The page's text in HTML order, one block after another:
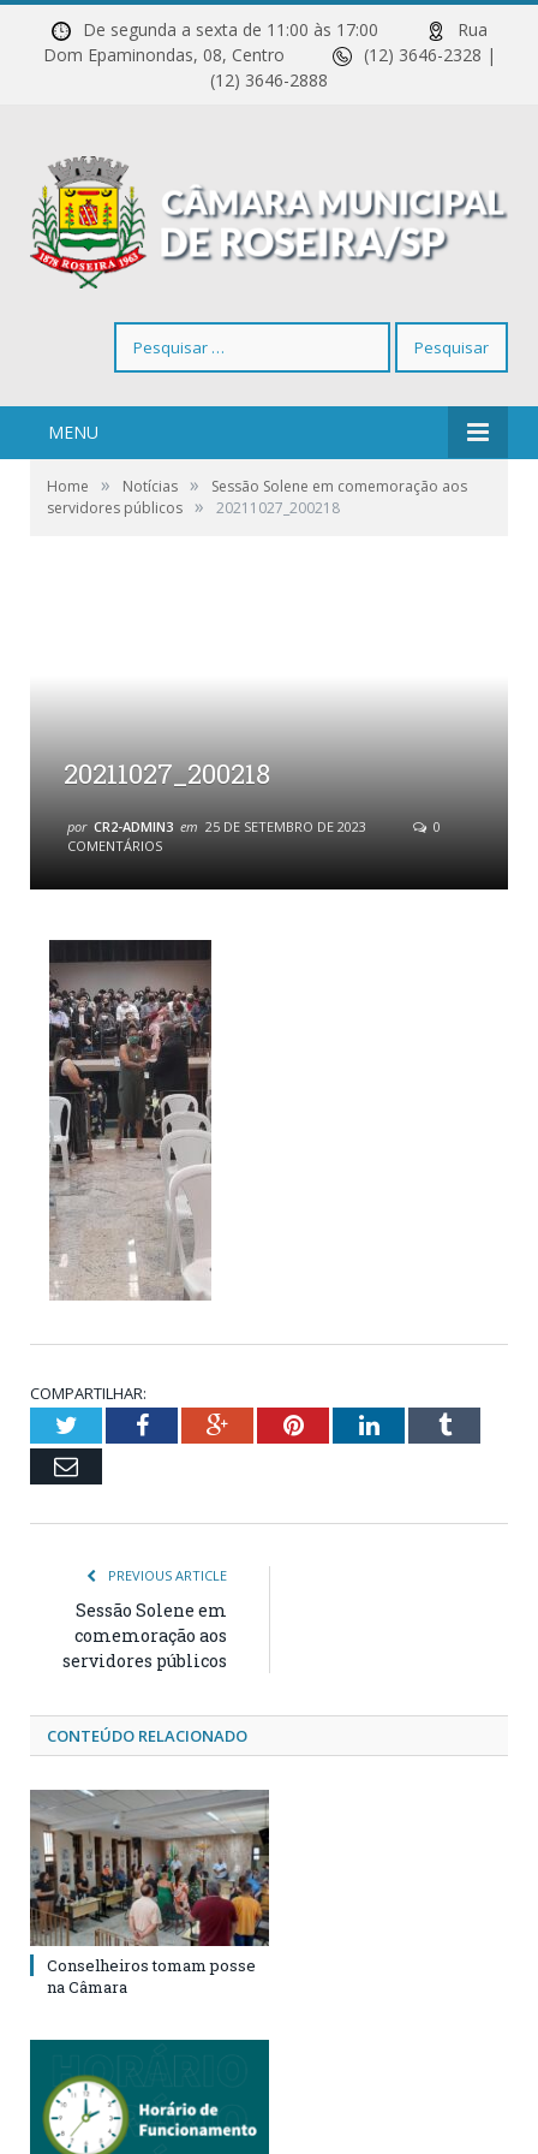
De segunda a sexta de 11:00 às 17:00
Rua
Dom Epaminondas, 08, Centro
(12) 3646-2328 |
(12) 3646-2888
por:
MENU
Home » Notícias »
Sessão Solene em comemoração aos
servidores públicos » 20211027_200218
20211027_200218
por CR2-ADMIN3 em 25 DE SETEMBRO DE 2023
0
COMENTÁRIOS
COMPARTILHAR:
TwitterFacebookGoogle+PinterestLinkedInTumblr
Email
PREVIOUS ARTICLE
Sessão Solene em
comemoração aos
servidores públicos
CONTEÚDO RELACIONADO
Conselheiros tomam posse
na Câmara